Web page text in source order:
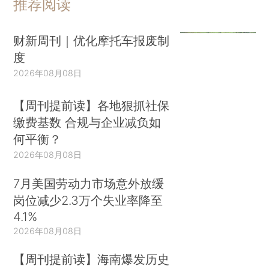
推荐阅读
财新周刊｜优化摩托车报废制
度
2026年08月08日
【周刊提前读】各地狠抓社保
缴费基数 合规与企业减负如
何平衡？
2026年08月08日
7月美国劳动力市场意外放缓
岗位减少2.3万个失业率降至
4.1%
2026年08月08日
【周刊提前读】海南爆发历史